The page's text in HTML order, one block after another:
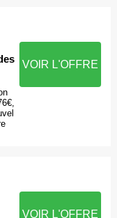
VOIR L'OFFRE
VOIR L'OFFRE